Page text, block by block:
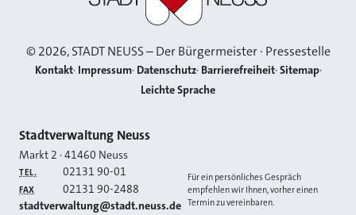
©2026, STADT NEUSS – Der Bürgermeister · Pressestelle
Kontakt Impressum Datenschutz Barrierefreiheit Sitemap
Leichte Sprache
Kontakt
Stadtverwaltung Neuss
Markt 2 ·41460 Neuss
TEL. 02131 90-01
FAX 02131 90-2488
E-MAIL
stadtverwaltung@stadt.neuss.de
Für ein persönliches Gespräch
empfehlen wir Ihnen, vorher einen
Termin zu vereinbaren.